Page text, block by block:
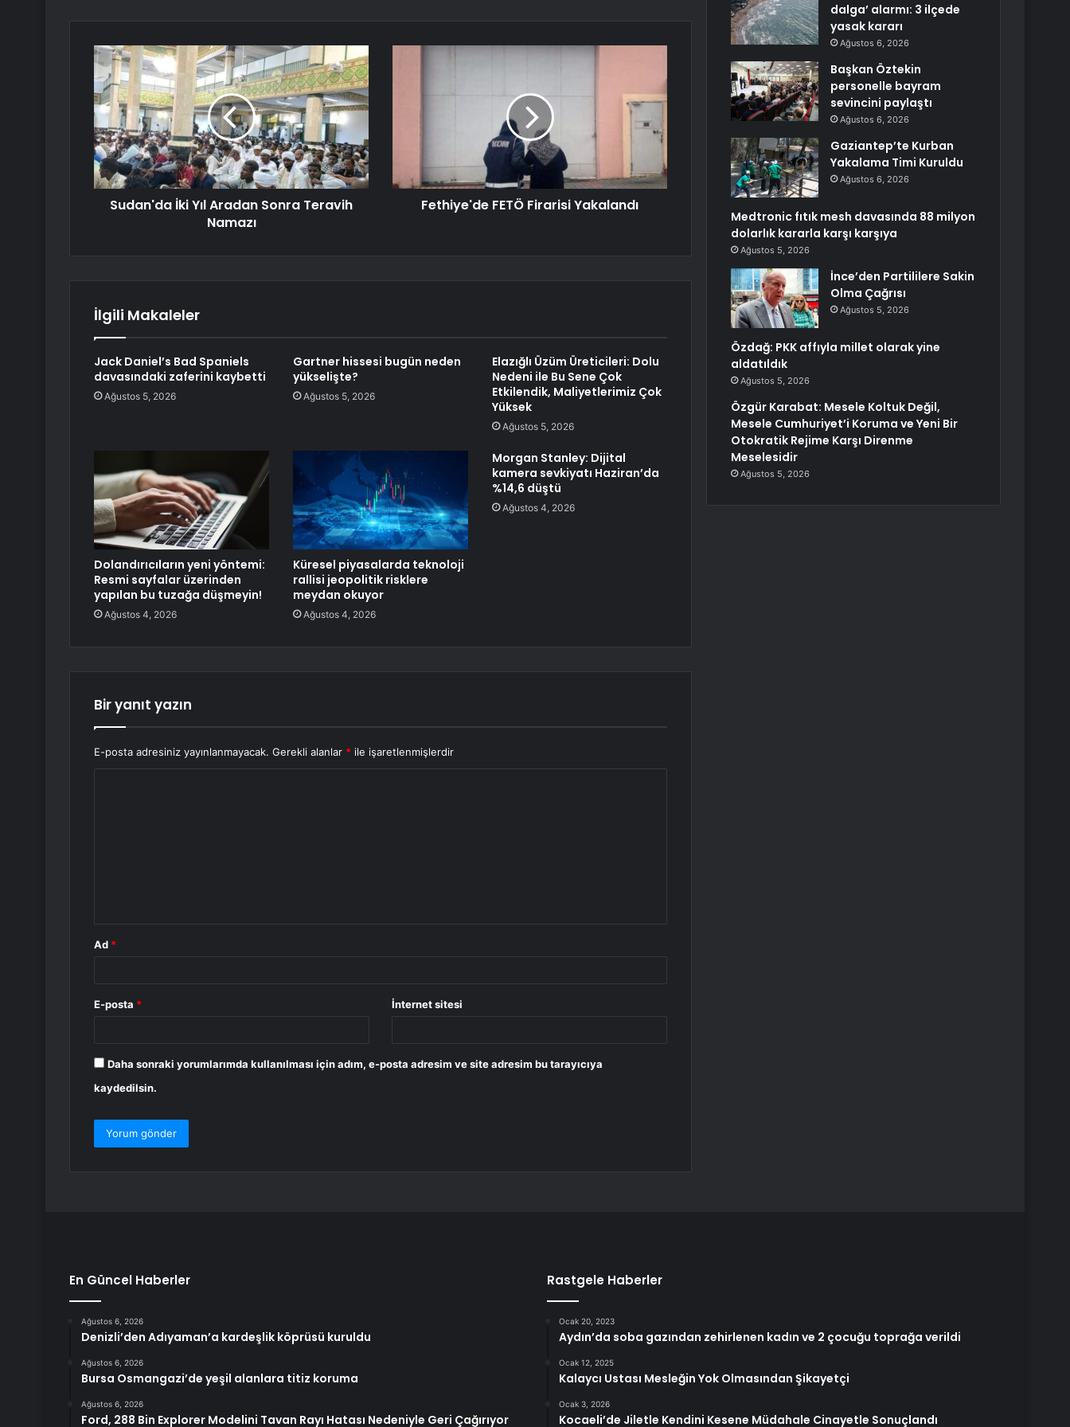
Sudan'da İki Yıl Aradan Sonra Teravih
Namazı
Fethiye'de FETÖ Firarisi Yakalandı
İlgili Makaleler
Jack Daniel’s Bad Spaniels
davasındaki zaferini kaybetti
Ağustos 5, 2026
Gartner hissesi bugün neden
yükselişte?
Ağustos 5, 2026
Elazığlı Üzüm Üreticileri: Dolu
Nedeni ile Bu Sene Çok
Etkilendik, Maliyetlerimiz Çok
Yüksek
Ağustos 5, 2026
Dolandırıcıların yeni yöntemi:
Resmi sayfalar üzerinden
yapılan bu tuzağa düşmeyin!
Ağustos 4, 2026
Küresel piyasalarda teknoloji
rallisi jeopolitik risklere
meydan okuyor
Ağustos 4, 2026
Morgan Stanley: Dijital
kamera sevkiyatı Haziran’da
%14,6 düştü
Ağustos 4, 2026
Bir yanıt yazın
E-posta adresiniz yayınlanmayacak. Gerekli alanlar * ile işaretlenmişlerdir
Ad *
E-posta * İnternet sitesi
Daha sonraki yorumlarımda kullanılması için adım, e-posta adresim ve site adresim bu tarayıcıya
kaydedilsin.
dalga’ alarmı: 3 ilçede
yasak kararı
Ağustos 6, 2026
Başkan Öztekin
personelle bayram
sevincini paylaştı
Ağustos 6, 2026
Gaziantep’te Kurban
Yakalama Timi Kuruldu
Ağustos 6, 2026
Medtronic fıtık mesh davasında 88 milyon
dolarlık kararla karşı karşıya
Ağustos 5, 2026
İnce’den Partililere Sakin
Olma Çağrısı
Ağustos 5, 2026
Özdağ: PKK affıyla millet olarak yine
aldatıldık
Ağustos 5, 2026
Özgür Karabat: Mesele Koltuk Değil,
Mesele Cumhuriyet’i Koruma ve Yeni Bir
Otokratik Rejime Karşı Direnme
Meselesidir
Ağustos 5, 2026
En Güncel Haberler
Ağustos 6, 2026
Denizli’den Adıyaman’a kardeşlik köprüsü kuruldu
Ağustos 6, 2026
Bursa Osmangazi’de yeşil alanlara titiz koruma
Ağustos 6, 2026
Ford, 288 Bin Explorer Modelini Tavan Rayı Hatası Nedeniyle Geri Çağırıyor
Rastgele Haberler
Ocak 20, 2023
Aydın’da soba gazından zehirlenen kadın ve 2 çocuğu toprağa verildi
Ocak 12, 2025
Kalaycı Ustası Mesleğin Yok Olmasından Şikayetçi
Ocak 3, 2026
Kocaeli’de Jiletle Kendini Kesene Müdahale Cinayetle Sonuçlandı